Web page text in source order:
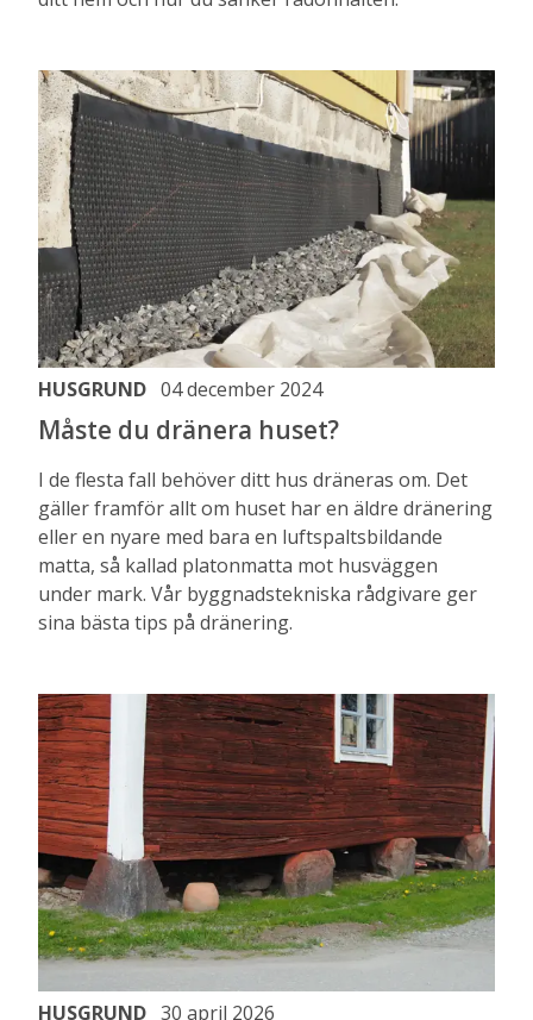
HUSGRUND 04 december 2024
Måste du dränera huset?
I de flesta fall behöver ditt hus dräneras om. Det
gäller framför allt om huset har en äldre dränering
eller en nyare med bara en luftspaltsbildande
matta, så kallad platonmatta mot husväggen
under mark. Vår byggnadstekniska rådgivare ger
sina bästa tips på dränering.
HUSGRUND 30 april 2026